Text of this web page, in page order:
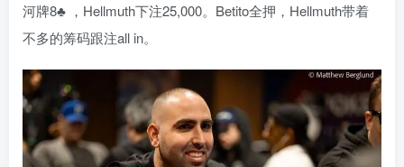
河牌8♣ ，Hellmuth下注25,000。Betito全押，Hellmuth带着
不多的筹码跟注all in。